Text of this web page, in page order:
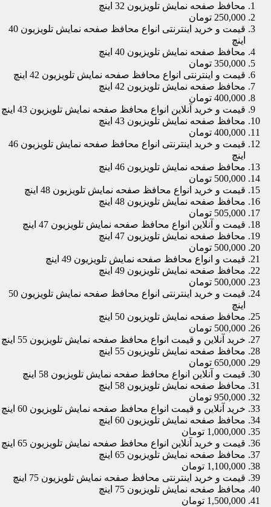
محافظ صفحه نمایش تلویزیون 32 اینچ
250,000 تومان
قیمت و خرید اینترنتی انواع محافظ صفحه نمایش تلویزیون 40
اینچ
محافظ صفحه نمایش تلویزیون 40 اینچ
350,000 تومان
قیمت و اینترنتی انواع محافظ صفحه نمایش تلویزیون 42 اینچ
محافظ صفحه نمایش تلویزیون 42 اینچ
400,000 تومان
قیمت و خرید آنلاین انواع محافظ صفحه نمایش تلویزیون 43 اینچ
محافظ صفحه نمایش تلویزیون 43 اینچ
400,000 تومان
قیمت و خرید اینترنتی انواع محافظ صفحه نمایش تلویزیون 46
اینچ
محافظ صفحه نمایش تلویزیون 46 اینچ
500,000 تومان
قیمت و خرید انواع محافظ صفحه نمایش تلویزیون 48 اینچ
محافظ صفحه نمایش تلویزیون 48 اینچ
505,000 تومان
قیمت و آنلاین انواع محافظ صفحه نمایش تلویزیون 47 اینچ
محافظ صفحه نمایش تلویزیون 47 اینچ
500,000 تومان
قیمت و انواع محافظ صفحه نمایش تلویزیون 49 اینچ
محافظ صفحه نمایش تلویزیون 49 اینچ
500,000 تومان
قیمت و خرید اینترنتی انواع محافظ صفحه نمایش تلویزیون 50
اینچ
محافظ صفحه نمایش تلویزیون 50 اینچ
500,000 تومان
خرید آنلاین و قیمت انواع محافظ صفحه نمایش تلویزیون 55 اینچ
محافظ صفحه نمایش تلویزیون 55 اینچ
650,000 تومان
قیمت و آنلاین انواع محافظ صفحه نمایش تلویزیون 58 اینچ
محافظ صفحه نمایش تلویزیون 58 اینچ
950,000 تومان
خرید آنلاین و قیمت انواع محافظ صفحه نمایش تلویزیون 60 اینچ
محافظ صفحه نمایش تلویزیون 60 اینچ
1,000,000 تومان
قیمت و خرید آنلاین انواع محافظ صفحه نمایش تلویزیون 65 اینچ
محافظ صفحه نمایش تلویزیون 65 اینچ
1,100,000 تومان
قیمت و خرید اینترنتی محافظ صفحه نمایش تلویزیون 75 اینچ
محافظ صفحه نمایش تلویزیون 75 اینچ
1,500,000 تومان